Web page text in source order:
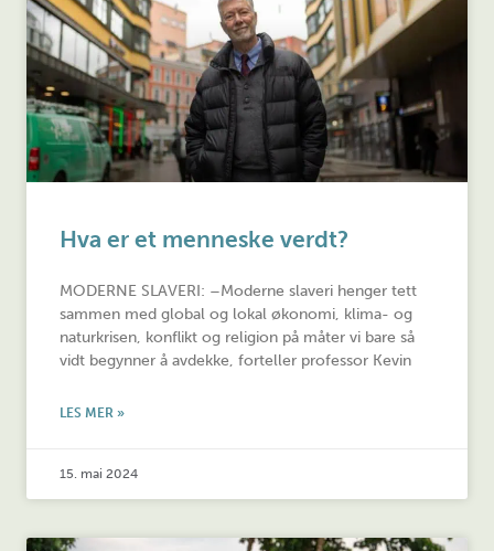
Hva er et menneske verdt?
MODERNE SLAVERI: –Moderne slaveri henger tett
sammen med global og lokal økonomi, klima- og
naturkrisen, konflikt og religion på måter vi bare så
vidt begynner å avdekke, forteller professor Kevin
LES MER »
15. mai 2024